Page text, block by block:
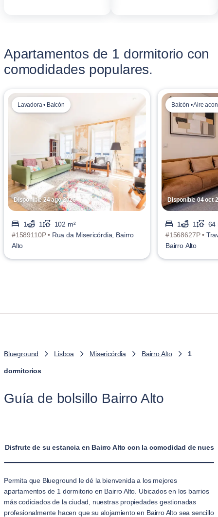
Apartamentos de 1 dormitorio con
comodidades populares.
Disponible 24 ago 2026
Lavadora • Balcón
1 1
102 m²
#1589110P • Rua da Misericórdia, Bairro
Alto
Disponible 04 oct
Balcón • Aire
1 1
64
#1568627P •
Bairro Alto
Blueground Lisboa Misericórdia Bairro Alto 1
dormitorios
Guía de bolsillo Bairro Alto
Disfrute de su estancia en Bairro Alto con la comodidad de
Permita que Blueground le dé la bienvenida a los mejores
apartamentos de 1 dormitorio en Bairro Alto. Ubicados en los barrios
más codiciados de la ciudad, nuestras propiedades gestionadas
profesionalmente hacen que su alojamiento en Bairro Alto sea sencillo